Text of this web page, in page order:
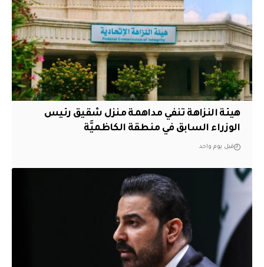
هيئة النزاهة تنفي مداهمة منزل شقيق رئيس
الوزراء السابق في منطقة الكاظميَّة
قبل يوم واحد